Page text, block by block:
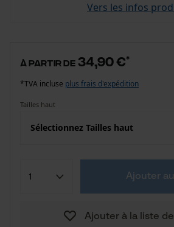
Vers les infos
à partir de 34,90 €*
*TVA incluse plus frais d'expédition
Tailles haut
Sélectionnez Tailles haut
Ajouter
Ajouter à la liste